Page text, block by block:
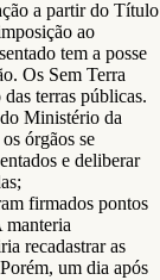
a partir do Título
ao
tem a posse
Os Sem Terra
terras públicas.
Ministério da
órgãos se
e deliberar
firmados pontos
recadastrar as
um dia após